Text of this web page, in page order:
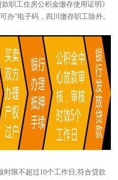
职工住房公积金缴存使用证明》
办”电子码，四川缴存职工除外。
时限不超过10个工作日;符合贷款